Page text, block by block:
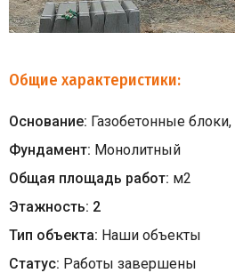
Общие характеристики:
Основание: Газобетонные
Фундамент: Монолитный
Общая площадь работ: м2
Этажность: 2
Тип объекта: Наши объекты
Статус: Работы завершены